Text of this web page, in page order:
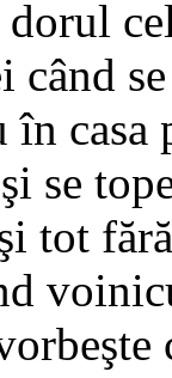
când
în
se
tot